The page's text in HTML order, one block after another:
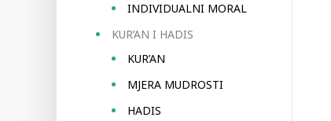
INDIVIDUALNI MORAL
KUR’AN I HADIS
KUR’AN
MJERA MUDROSTI
HADIS